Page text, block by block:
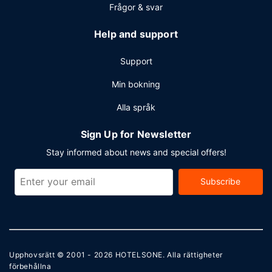
Frågor & svar
Help and support
Support
Min bokning
Alla språk
Sign Up for Newsletter
Stay informed about news and special offers!
Subscribe
Upphovsrätt © 2001 - 2026 HOTELSONE. Alla rättigheter
förbehållna